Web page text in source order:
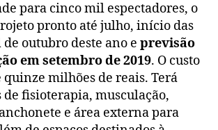
para cinco mil espectadores, o
pronto até julho, início das
outubro deste ano e previsão
em setembro de 2019. O custo
quinze milhões de reais. Terá
de fisioterapia, musculação,
e área externa para